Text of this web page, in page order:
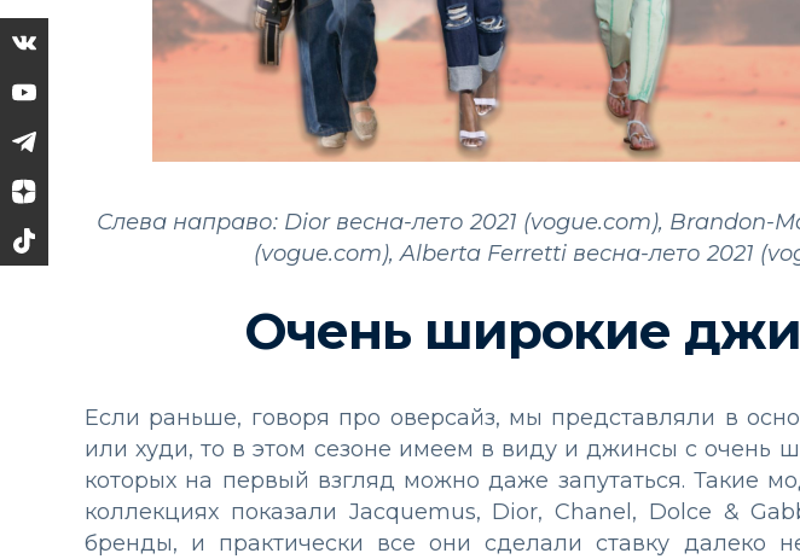
Слева направо: Dior весна-лето 2021 (vogue.com), Brandon-
(vogue.com), Alberta Ferretti весна-лето 2021
Очень широкие
Если раньше, говоря про оверсайз, мы представляли в
или худи, то в этом сезоне имеем в виду и джинсы с очень
которых на первый взгляд можно даже запутаться. Такие
коллекциях показали Jacquemus, Dior, Chanel, Dolce &
бренды, и практически все они сделали ставку далеко